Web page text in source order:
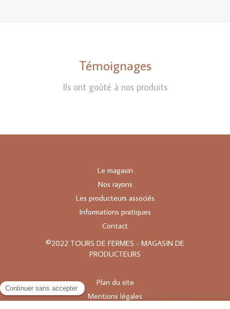
Témoignages
Ils ont goûté à nos produits
Le magasin
Nos rayons
Les producteurs associés
Informations pratiques
Contact
©2022 TOURS DE FERMES - MAGASIN DE
PRODUCTEURS
Plan du site
Mentions légales